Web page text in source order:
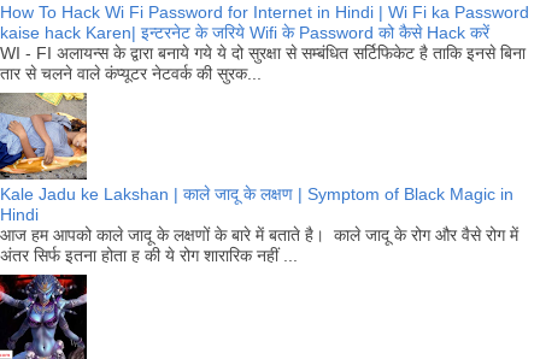
How To Hack Wi Fi Password for Internet in Hindi | Wi Fi ka Password
kaise hack Karen| इन्टरनेट के जरिये Wifi के Password को कैसे Hack करें
WI - FI अलायन्स के द्वारा बनाये गये ये दो सुरक्षा से सम्बंधित सर्टिफिकेट है ताकि इनसे बिना
तार से चलने वाले कंप्यूटर नेटवर्क की सुरक...
Kale Jadu ke Lakshan | काले जादू के लक्षण | Symptom of Black Magic in
Hindi
आज हम आपको काले जादू के लक्षणों के बारे में बताते है। काले जादू के रोग और वैसे रोग में
अंतर सिर्फ इतना होता ह की ये रोग शारारिक नहीं ...